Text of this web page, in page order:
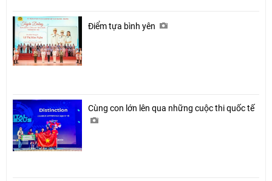
Điểm tựa bình yên
Cùng con lớn lên qua những cuộc thi quốc tế